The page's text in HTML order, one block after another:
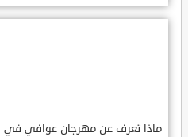
ماذا تعرف عن مهرجان عوافي في